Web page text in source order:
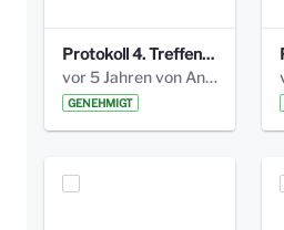
Protokoll 4. Treffen_20141113 AG Bismarckplatz.pdf
vor 5 Jahren von Anni Schlumberger
GENEHMIGT